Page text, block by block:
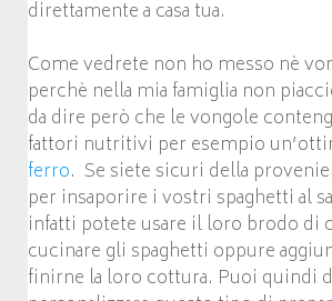
direttamente a casa tua.
Come vedrete non ho messo nè
perchè nella mia famiglia non
da dire però che le vongole
fattori nutritivi per esempio
ferro. Se siete sicuri della
per insaporire i vostri spaghetti al
infatti potete usare il loro brodo di
cucinare gli spaghetti oppure
finirne la loro cottura. Puoi quindi